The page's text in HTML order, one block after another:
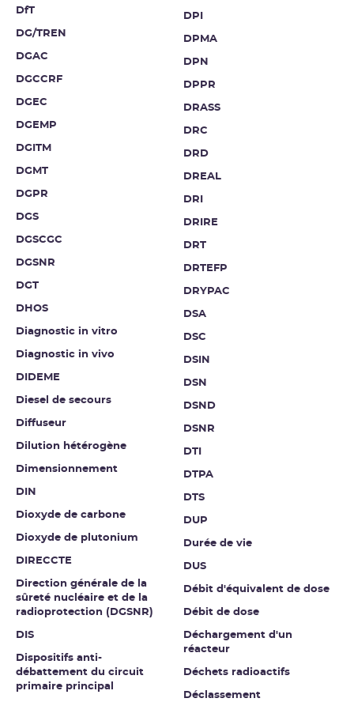
DfT
DG/TREN
DGAC
DGCCRF
DGEC
DGEMP
DGITM
DGMT
DGPR
DGS
DGSCGC
DGSNR
DGT
DHOS
Diagnostic in vitro
Diagnostic in vivo
DIDEME
Diesel de secours
Diffuseur
Dilution hétérogène
Dimensionnement
DIN
Dioxyde de carbone
Dioxyde de plutonium
DIRECCTE
Direction générale de la
sûreté nucléaire et de la
radioprotection (DGSNR)
DIS
Dispositifs anti-
débattement du circuit
primaire principal
DPI
DPMA
DPN
DPPR
DRASS
DRC
DRD
DREAL
DRI
DRIRE
DRT
DRTEFP
DRYPAC
DSA
DSC
DSIN
DSN
DSND
DSNR
DTI
DTPA
DTS
DUP
Durée de vie
DUS
Débit d'équivalent de dose
Débit de dose
Déchargement d'un
réacteur
Déchets radioactifs
Déclassement